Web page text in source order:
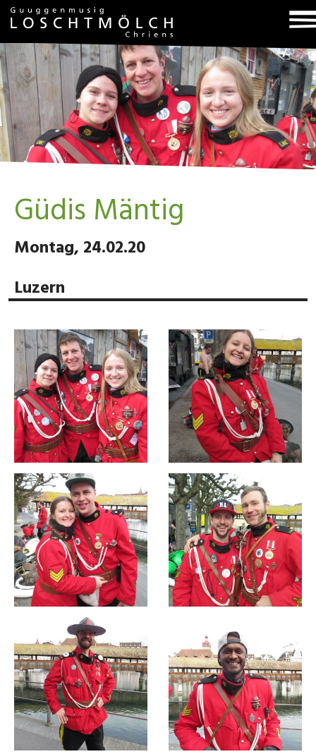
Güdis Mäntig
Montag, 24.02.20
Luzern